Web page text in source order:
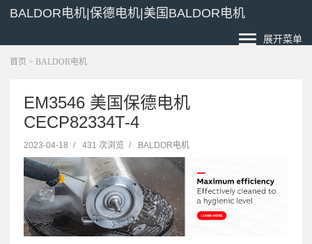
BALDOR电机|保德电机|美国BALDOR电机
展开菜单
首页 > BALDOR电机
EM3546 美国保德电机
CECP82334T-4
2023-04-18 / 431 次浏览 / BALDOR电机